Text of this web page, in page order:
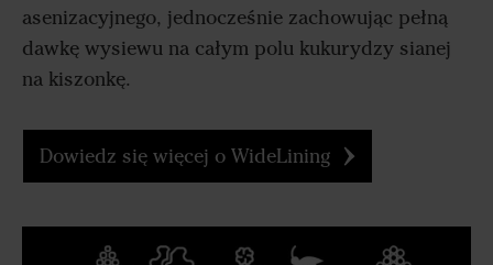
asenizacyjnego, jednocześnie zachowując pełną
dawkę wysiewu na całym polu kukurydzy sianej
na kiszonkę.
Dowiedz się więcej o WideLining